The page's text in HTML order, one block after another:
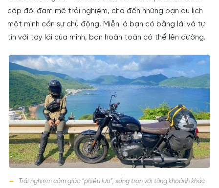
cặp đôi đam mê trải nghiệm, cho đến những bạn du lịch
một mình cần sự chủ động. Miễn là bạn có bằng lái và tự
tin với tay lái của mình, bạn hoàn toàn có thể lên đường.
Trải nghiệm cảm giác “phiêu lưu”, sống trọn với từng khoảnh khắc